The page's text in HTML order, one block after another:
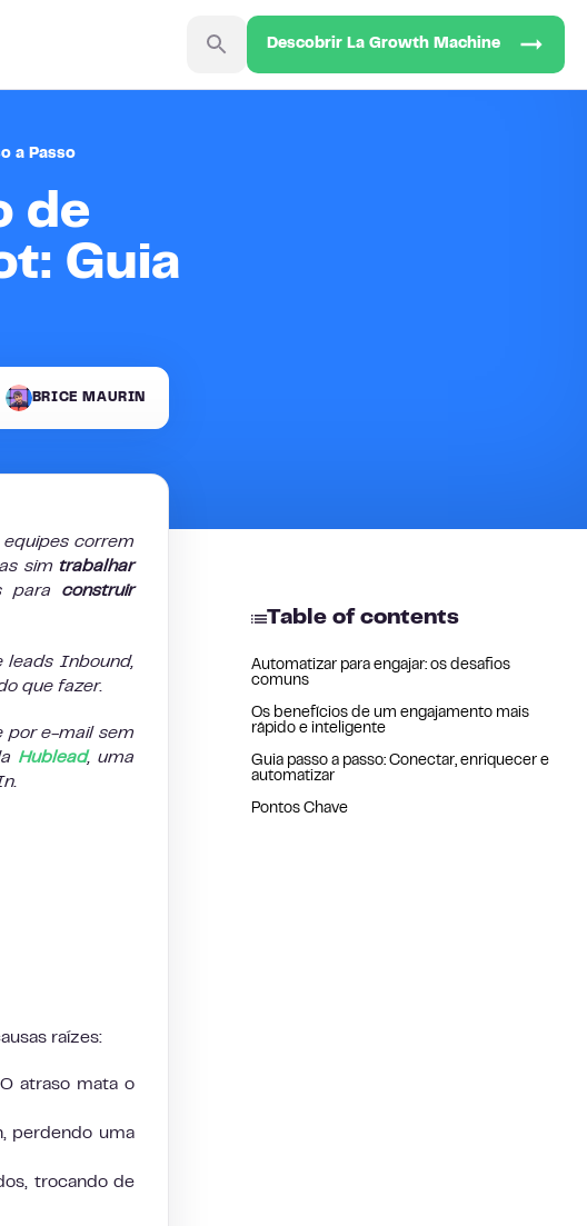
Descobrir La Growth Machine
a Passo
de
Guia
BRICE MAURIN
Table of contents
Automatizar para engajar: os desafios
comuns
Os benefícios de um engajamento mais
rápido e inteligente
Guia passo a passo: Conectar, enriquecer e
automatizar
Pontos Chave
equipes correm
sim trabalhar
para construir
leads Inbound,
que fazer.
por e-mail sem
Hublead, uma
raízes:
atraso mata o
perdendo uma
trocando de